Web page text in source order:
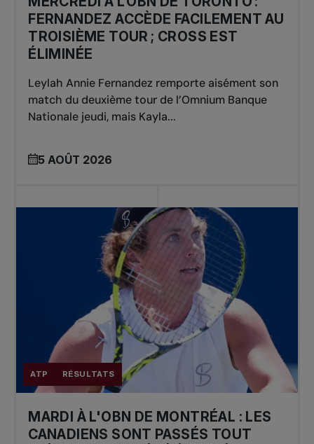
FERNANDEZ ACCÈDE FACILEMENT AU
TROISIÈME TOUR ; CROSS EST
ÉLIMINÉE
Leylah Annie Fernandez remporte aisément son
match du deuxième tour de l’Omnium Banque
Nationale jeudi, mais Kayla...
5 AOÛT 2026
ATP RÉSULTATS
MARDI À L'OBN DE MONTRÉAL : LES
CANADIENS SONT PASSÉS TOUT